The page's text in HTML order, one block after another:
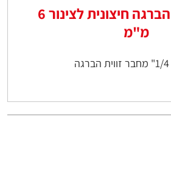
מחבר זווית הברגה חיצונית לצינור 6
מ"מ